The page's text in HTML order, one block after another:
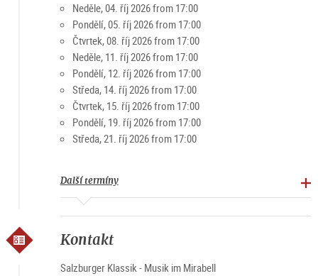
Neděle, 04. říj 2026 from 17:00
Pondělí, 05. říj 2026 from 17:00
Čtvrtek, 08. říj 2026 from 17:00
Neděle, 11. říj 2026 from 17:00
Pondělí, 12. říj 2026 from 17:00
Středa, 14. říj 2026 from 17:00
Čtvrtek, 15. říj 2026 from 17:00
Pondělí, 19. říj 2026 from 17:00
Středa, 21. říj 2026 from 17:00
Další termíny
Kontakt
Salzburger Klassik - Musik im Mirabell